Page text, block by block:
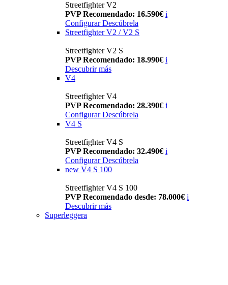
Streetfighter V2
PVP Recomendado: 16.590€ i
Configurar Descúbrela
Streetfighter V2 / V2 S
Streetfighter V2 S
PVP Recomendado: 18.990€ i
Descubrir más
V4
Streetfighter V4
PVP Recomendado: 28.390€ i
Configurar Descúbrela
V4 S
Streetfighter V4 S
PVP Recomendado: 32.490€ i
Configurar Descúbrela
new V4 S 100
Streetfighter V4 S 100
PVP Recomendado desde: 78.000€ i
Descubrir más
Superleggera